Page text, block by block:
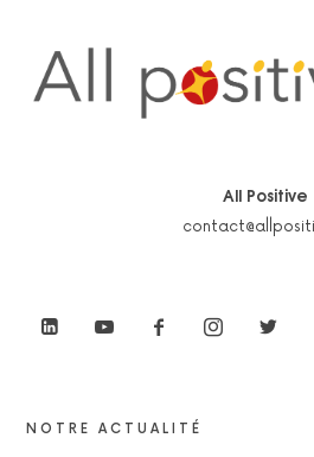
All Positive
NOTRE ACTUALITÉ